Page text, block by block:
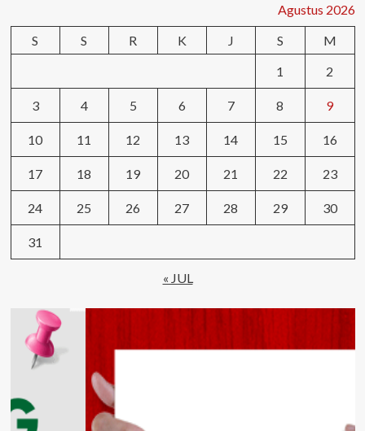
Agustus 2026
S
S R K J S
M
1
2
3 4 5 6 7 8 9
10 11 12 13 14 15 16
17 18 19 20 21 22 23
24 25 26 27 28 29 30
31
« JUL